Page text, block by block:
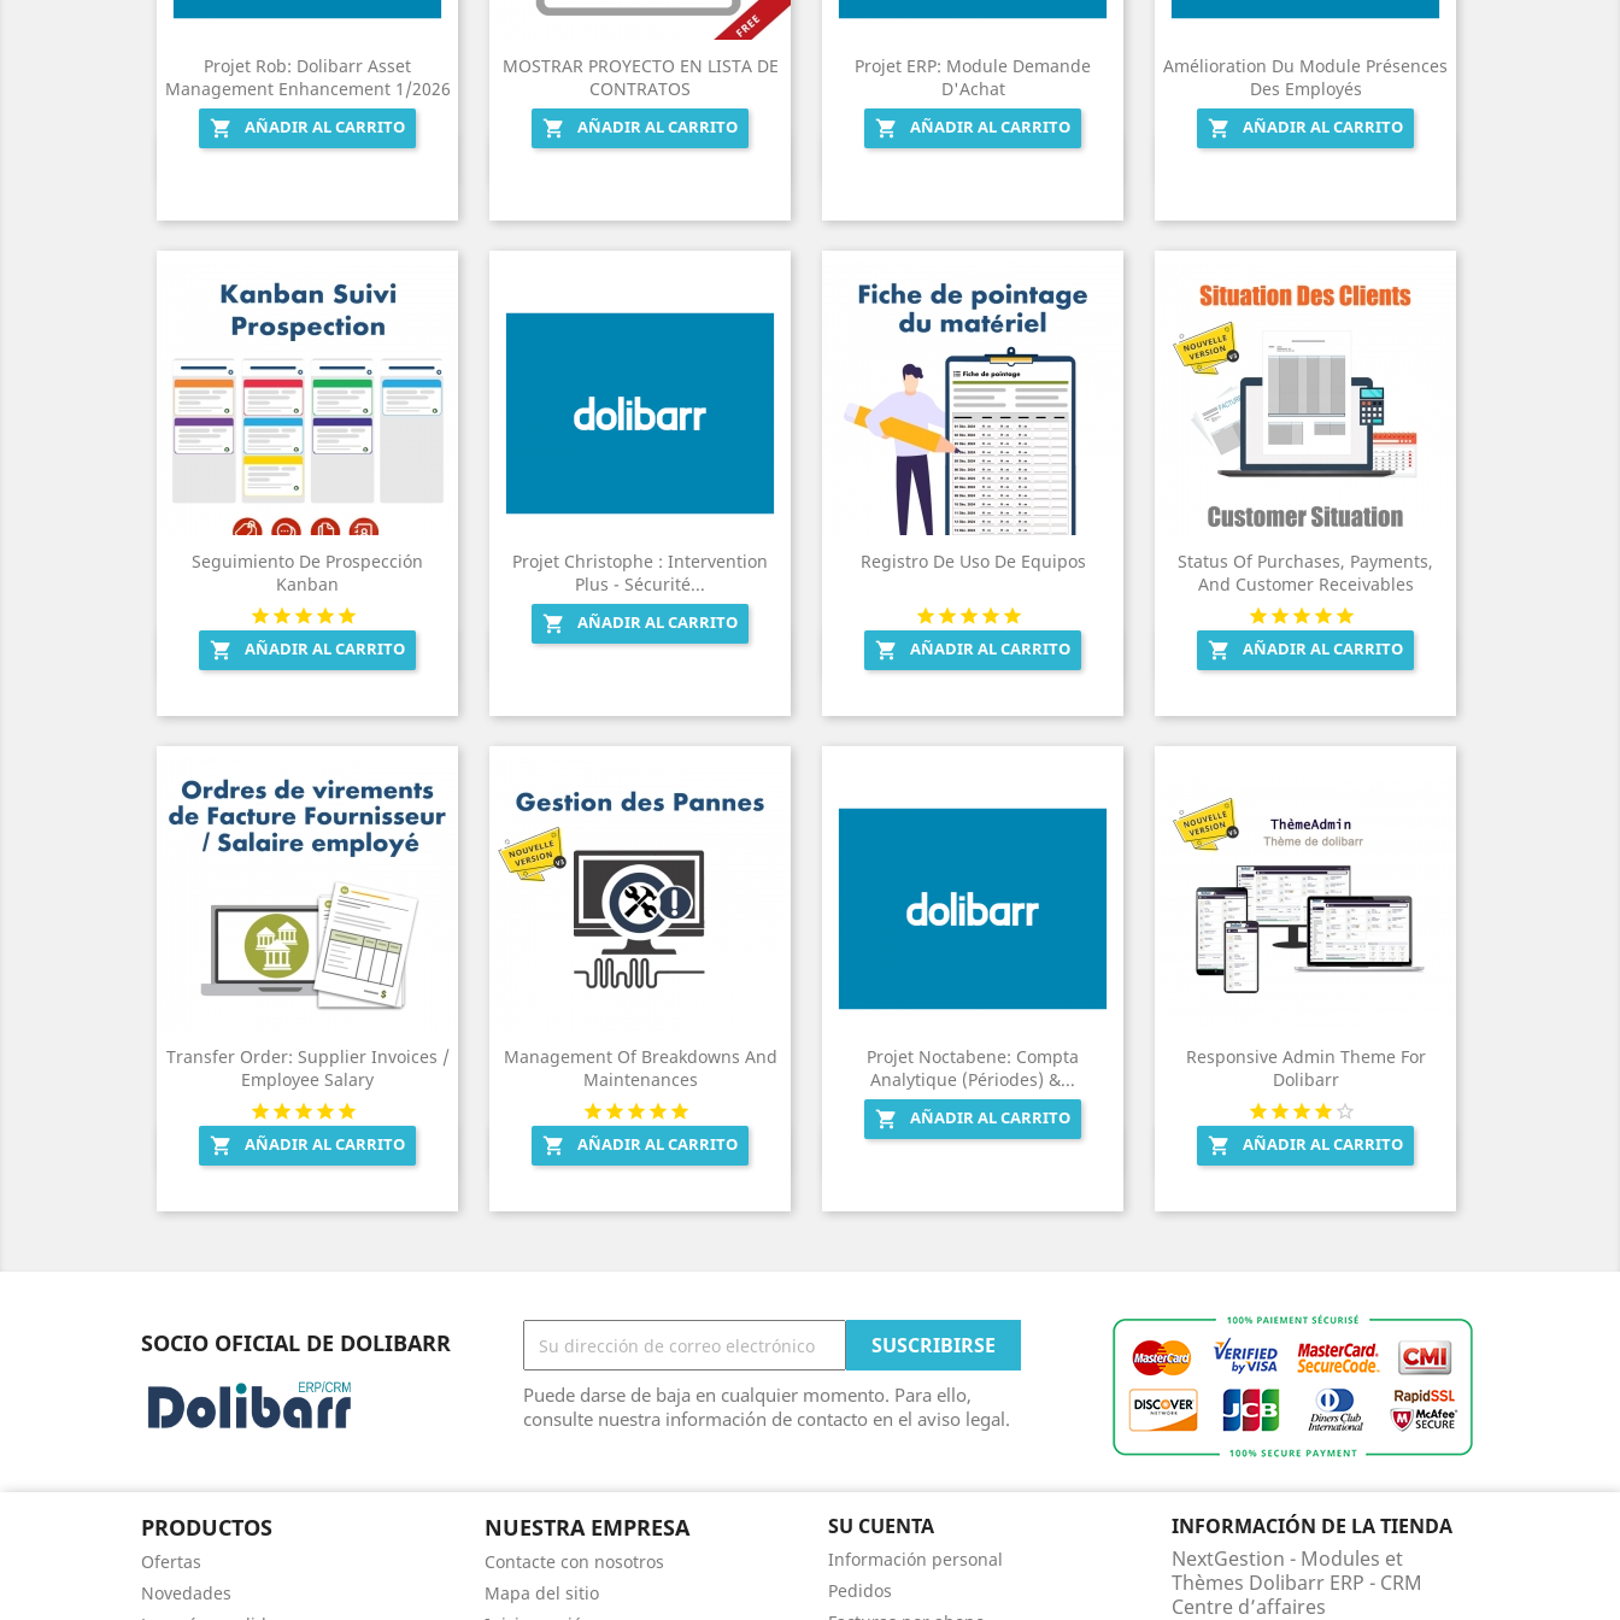
Projet Rob: Dolibarr Asset
Management Enhancement 1/2026

AÑADIR AL CARRITO
MOSTRAR PROYECTO EN LISTA DE
CONTRATOS

AÑADIR AL CARRITO
Projet ERP: Module Demande
D'Achat

AÑADIR AL CARRITO
Amélioration Du Module Présences
Des Employés

AÑADIR AL CARRITO
Seguimiento De Prospección
Kanban
 AÑADIR AL CARRITO
Vista rápida
Projet Christophe : Intervention
Plus - Sécurité...

AÑADIR AL CARRITO
Registro De Uso De Equipos
 AÑADIR AL CARRITO
Vista rápida
Status Of Purchases, Payments,
And Customer Receivables
 AÑADIR AL CARRITO
Vista rápida
Transfer Order: Supplier Invoices /
Employee Salary
 AÑADIR AL CARRITO
Vista rápida
Management Of Breakdowns And
Maintenances
 AÑADIR AL CARRITO
Vista rápida
Projet Noctabene: Compta
Analytique (Périodes) &...

AÑADIR AL CARRITO
Responsive Admin Theme For
Dolibarr
 AÑADIR AL CARRITO
Vista rápida
SOCIO OFICIAL DE DOLIBARR
Puede darse de baja en cualquier momento. Para ello,
consulte nuestra información de contacto en el aviso legal.
PRODUCTOS
Ofertas
Novedades
NUESTRA EMPRESA
Contacte con nosotros
Mapa del sitio
SU CUENTA
Información personal
Pedidos
INFORMACIÓN DE LA TIENDA
NextGestion - Modules et
Thèmes Dolibarr ERP - CRM
Centre d’affaires